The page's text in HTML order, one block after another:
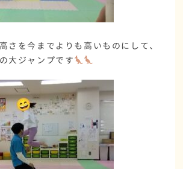
さを今までよりも高いものにして、
大ジャンプです